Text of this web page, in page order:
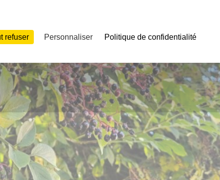
refuser Personnaliser Politique de confidentialité